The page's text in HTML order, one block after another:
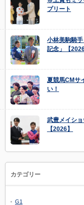
プリート
小林美駒騎
記念」【2026
夏競馬CMサ
い！
武豊メイシ
【2026】
カテゴリー
G1